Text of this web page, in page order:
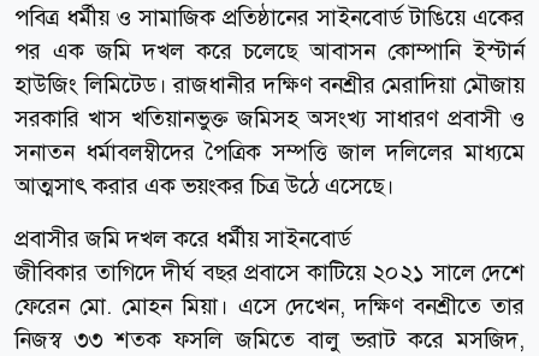
পবিত্র ধর্মীয় ও সামাজিক প্রতিষ্ঠানের সাইনবোর্ড টাঙিয়ে একের
পর এক জমি দখল করে চলেছে আবাসন কোম্পানি ইস্টার্ন
হাউজিং লিমিটেড। রাজধানীর দক্ষিণ বনশ্রীর মেরাদিয়া মৌজায়
সরকারি খাস খতিয়ানভুক্ত জমিসহ অসংখ্য সাধারণ প্রবাসী ও
সনাতন ধর্মাবলম্বীদের পৈত্রিক সম্পত্তি জাল দলিলের মাধ্যমে
আত্মসাৎ করার এক ভয়ংকর চিত্র উঠে এসেছে।
প্রবাসীর জমি দখল করে ধর্মীয় সাইনবোর্ড
জীবিকার তাগিদে দীর্ঘ বছর প্রবাসে কাটিয়ে ২০২১ সালে দেশে
ফেরেন মো. মোহন মিয়া। এসে দেখেন, দক্ষিণ বনশ্রীতে তার
নিজস্ব ৩৩ শতক ফসলি জমিতে বালু ভরাট করে মসজিদ,